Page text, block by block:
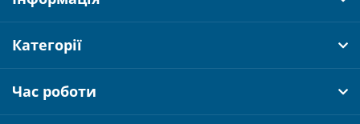
Категорії
Час роботи